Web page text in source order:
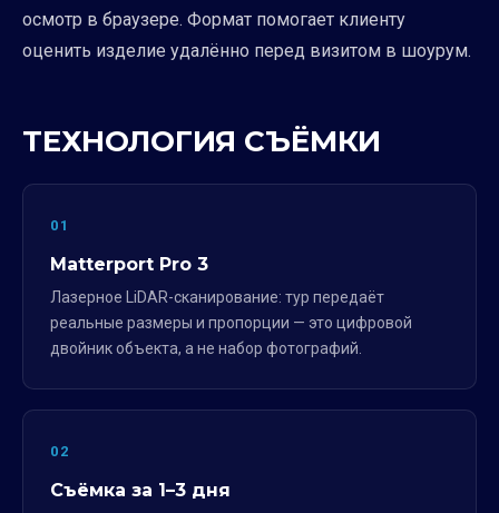
осмотр в браузере. Формат помогает клиенту
оценить изделие удалённо перед визитом в шоурум.
ТЕХНОЛОГИЯ СЪЁМКИ
01
Matterport Pro 3
Лазерное LiDAR-сканирование: тур передаёт
реальные размеры и пропорции — это цифровой
двойник объекта, а не набор фотографий.
02
Съёмка за 1–3 дня